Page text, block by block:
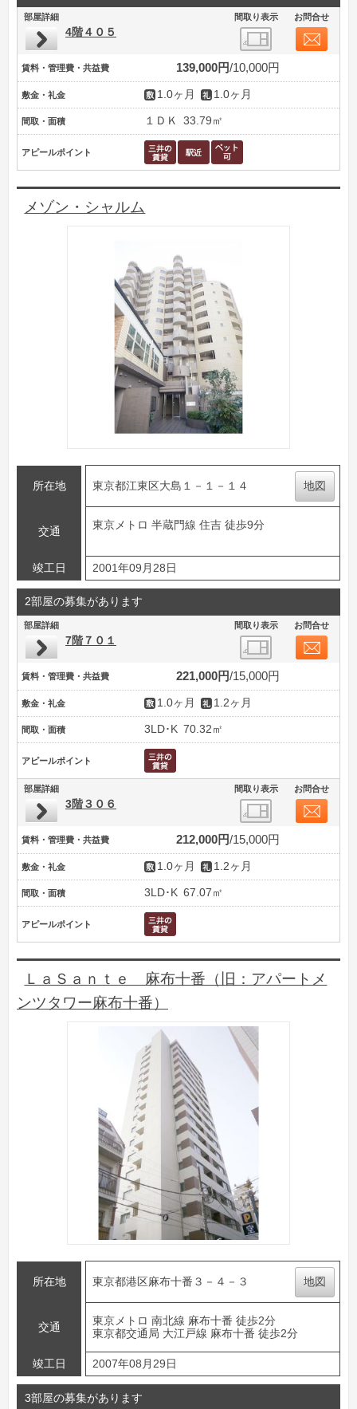
部屋詳細 間取り表示 お問合せ
4階４０５
賃料・管理費・共益費 139,000円 10,000円
敷金・礼金 1.0ヶ月 1.0ヶ月
間取・面積 １ＤＫ 33.79㎡
アピールポイント
メゾン・シャルム
所在地 東京都江東区大島１－１－１４ 地図
交通
東京メトロ 半蔵門線 住吉 徒歩9分
竣工日 2001年09月28日
2部屋の募集があります
部屋詳細 間取り表示 お問合せ
7階７０１
賃料・管理費・共益費 221,000円 15,000円
敷金・礼金 1.0ヶ月 1.2ヶ月
間取・面積 3LD･K 70.32㎡
アピールポイント
部屋詳細 間取り表示 お問合せ
3階３０６
賃料・管理費・共益費 212,000円 15,000円
敷金・礼金 1.0ヶ月 1.2ヶ月
間取・面積 3LD･K 67.07㎡
アピールポイント
ＬａＳａｎｔｅ 麻布十番（旧：アパートメ
ンツタワー麻布十番）
所在地 東京都港区麻布十番３－４－３ 地図
交通
東京メトロ 南北線 麻布十番 徒歩2分
東京都交通局 大江戸線 麻布十番 徒歩2分
竣工日 2007年08月29日
3部屋の募集があります